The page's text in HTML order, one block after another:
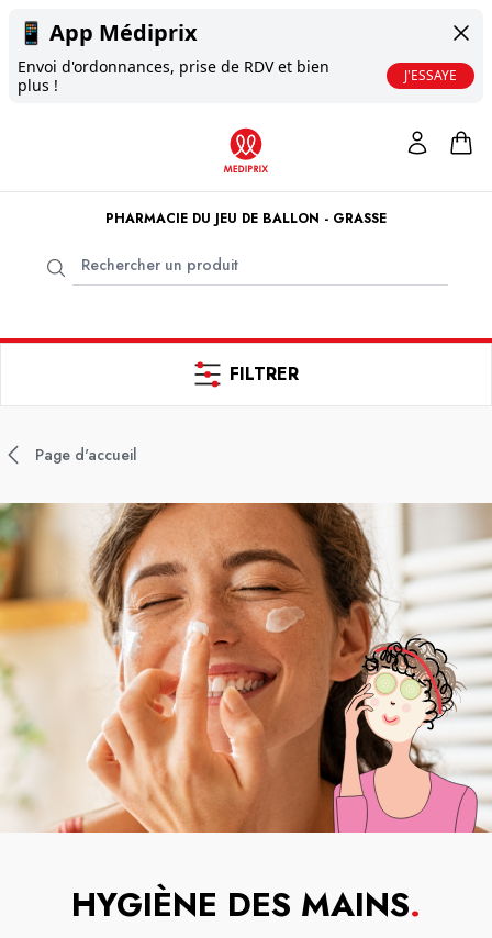
📱 App Médiprix
Envoi d'ordonnances, prise de RDV et bien
plus !
J'ESSAYE
PHARMACIE DU JEU DE BALLON - GRASSE
FILTRER
Page d'accueil
HYGIÈNE DES MAINS.